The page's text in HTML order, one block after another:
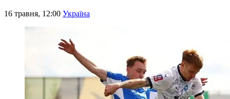
16 травня, 12:00 Україна